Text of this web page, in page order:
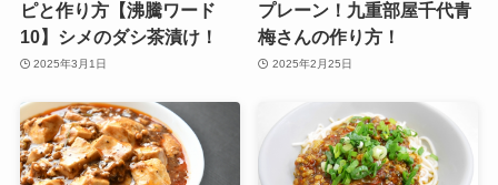
ピと作り方【沸騰ワード
10】シメのダシ茶漬け！
2025年3月1日
プレーン！九重部屋千代青
梅さんの作り方！
2025年2月25日